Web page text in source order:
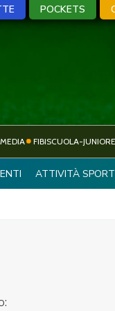
POCKETS
MEDIA FIBISCUOLA-
ATTIVITÀ